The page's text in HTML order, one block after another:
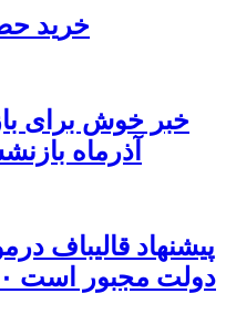
خرید
خبر خوش برای
آذرماه
پیشنهاد قالیباف